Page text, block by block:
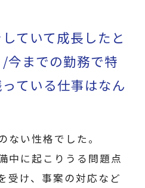
ていて成長したと
今までの勤務で特
ている仕事はなん
ない性格でした。
中に起こりうる問題点
受け、事案の対応など